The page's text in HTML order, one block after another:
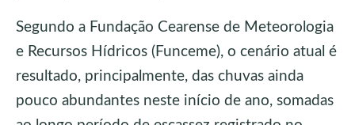
Segundo a Fundação Cearense de Meteorologia
e Recursos Hídricos (Funceme), o cenário atual é
resultado, principalmente, das chuvas ainda
pouco abundantes neste início de ano, somadas